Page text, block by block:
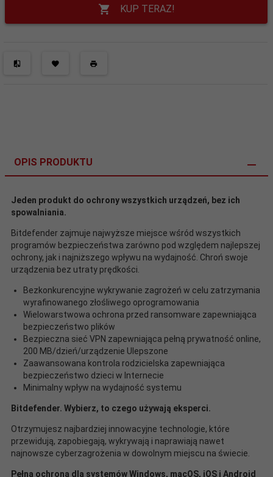
KUP TERAZ!
OPIS PRODUKTU
Jeden produkt do ochrony wszystkich urządzeń, bez ich
spowalniania.
Bitdefender zajmuje najwyższe miejsce wśród wszystkich
programów bezpieczeństwa zarówno pod względem najlepszej
ochrony, jak i najniższego wpływu na wydajność. Chroń swoje
urządzenia bez utraty prędkości.
Bezkonkurencyjne wykrywanie zagrożeń w celu zatrzymania
wyrafinowanego złośliwego oprogramowania
Wielowarstwowa ochrona przed ransomware zapewniająca
bezpieczeństwo plików
Bezpieczna sieć VPN zapewniająca pełną prywatność online,
200 MB/dzień/urządzenie Ulepszone
Zaawansowana kontrola rodzicielska zapewniająca
bezpieczeństwo dzieci w Internecie
Minimalny wpływ na wydajność systemu
Bitdefender. Wybierz, to czego używają eksperci.
Otrzymujesz najbardziej innowacyjne technologie, które
przewidują, zapobiegają, wykrywają i naprawiają nawet
najnowsze cyberzagrożenia w dowolnym miejscu na świecie.
Pełna ochrona dla systemów Windows, macOS, iOS i Android